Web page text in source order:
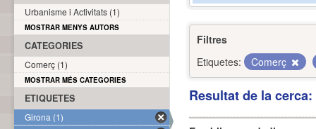
Filtres
Etiquetes:
Comerç
Resultat de la
Urbanisme i Activitats (1)
MOSTRAR MENYS AUTORS
CATEGORIES
Comerç (1)
MOSTRAR MÉS CATEGORIES
ETIQUETES
Girona (1)